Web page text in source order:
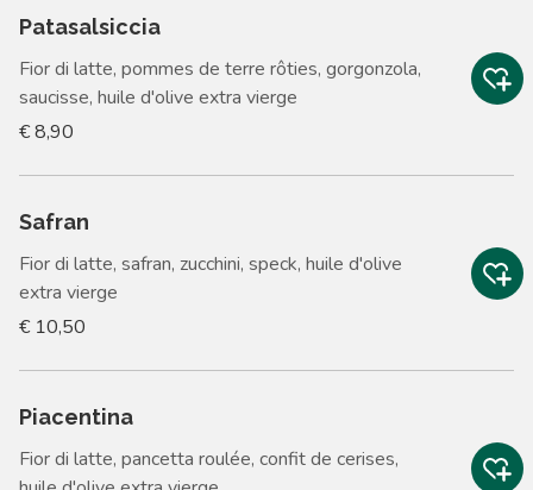
Patasalsiccia
Fior di latte, pommes de terre rôties, gorgonzola,
saucisse, huile d'olive extra vierge
€ 8,90
Safran
Fior di latte, safran, zucchini, speck, huile d'olive
extra vierge
€ 10,50
Piacentina
Fior di latte, pancetta roulée, confit de cerises,